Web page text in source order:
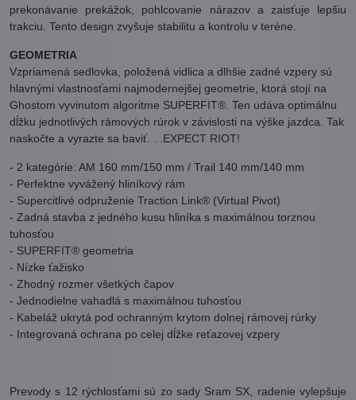
prekonávanie prekážok, pohlcovanie nárazov a zaisťuje lepšiu
trakciu. Tento design zvyšuje stabilitu a kontrolu v teréne.
GEOMETRIA
Vzpriamená sedlovka, položená vidlica a dlhšie zadné vzpery sú
hlavnými vlastnosťami najmodernejšej geometrie, ktorá stojí na
Ghostom vyvinutom algoritme SUPERFIT®. Ten udáva optimálnu
dĺžku jednotlivých rámových rúrok v závislosti na výške jazdca. Tak
naskočte a vyrazte sa baviť. ...EXPECT RIOT!
- 2 kategórie: AM 160 mm/150 mm / Trail 140 mm/140 mm
- Perfektne vyvážený hliníkový rám
- Supercitlivé odpruženie Traction Link® (Virtual Pivot)
- Zadná stavba z jedného kusu hliníka s maximálnou torznou
tuhosťou
- SUPERFIT® geometria
- Nízke ťažisko
- Zhodný rozmer všetkých čapov
- Jednodielne vahadlá s maximálnou tuhosťou
- Kabeláž ukrytá pod ochranným krytom dolnej rámovej rúrky
- Integrovaná ochrana po celej dĺžke reťazovej vzpery
Prevody s 12 rýchlosťami sú zo sady Sram SX, radenie vylepšuje